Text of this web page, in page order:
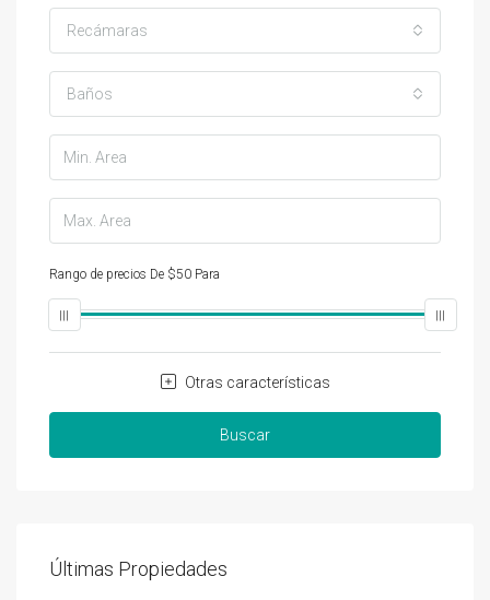
Recámaras
Baños
Rango de precios De $50 Para
Otras características
Buscar
Últimas Propiedades